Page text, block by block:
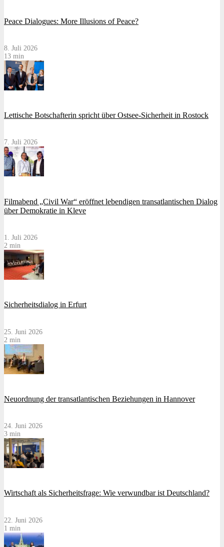
Peace Dialogues: More Illusions of Peace?
8. Juli 2026
13 min
Lettische Botschafterin spricht über Ostsee-Sicherheit in Rostock
7. Juli 2026
Filmabend „Civil War“ eröffnet lebendigen transatlantischen Dialog
über Demokratie in Kleve
1. Juli 2026
2 min
Sicherheitsdialog in Erfurt
25. Juni 2026
2 min
Neuordnung der transatlantischen Beziehungen in Hannover
24. Juni 2026
3 min
Wirtschaft als Sicherheitsfrage: Wie verwundbar ist Deutschland?
22. Juni 2026
1 min